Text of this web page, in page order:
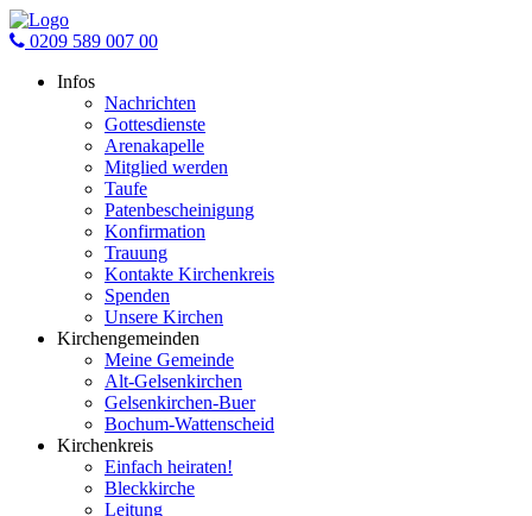
0209 589 007 00
Infos
Nachrichten
Gottesdienste
Arenakapelle
Mitglied werden
Taufe
Patenbescheinigung
Konfirmation
Trauung
Kontakte Kirchenkreis
Spenden
Unsere Kirchen
Kirchengemeinden
Meine Gemeinde
Alt-Gelsenkirchen
Gelsenkirchen-Buer
Bochum-Wattenscheid
Kirchenkreis
Einfach heiraten!
Bleckkirche
Leitung